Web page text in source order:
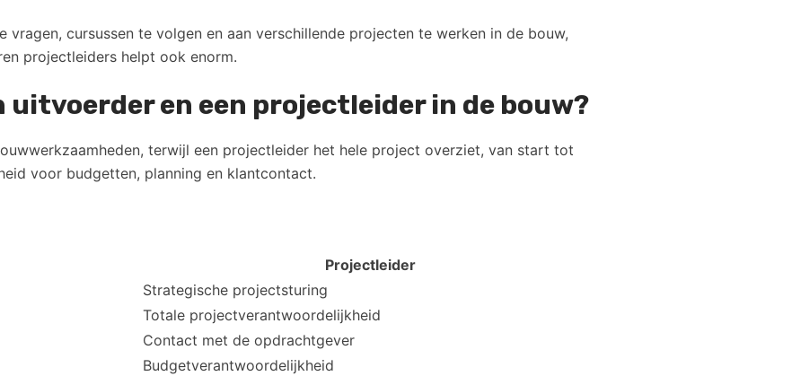
cursussen te volgen en aan verschillende projecten te werken in de bouw,
projectleiders helpt ook enorm.
uitvoerder en een projectleider in de bouw?
terwijl een projectleider het hele project overziet, van start tot
voor budgetten, planning en klantcontact.
Projectleider
Strategische projectsturing
Totale projectverantwoordelijkheid
Contact met de opdrachtgever
Budgetverantwoordelijkheid